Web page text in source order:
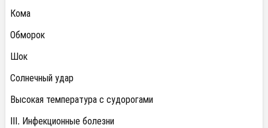
Кома
Обморок
Шок
Солнечный удар
Высокая температура с судорогами
III. Инфекционные болезни